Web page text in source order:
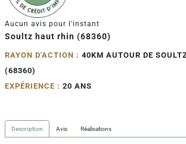
Aucun avis pour l'instant
Soultz haut rhin (68360)
RAYON D'ACTION : 40KM AUTOUR DE
(68360)
EXPÉRIENCE : 20 ANS
Description Avis Réalisations